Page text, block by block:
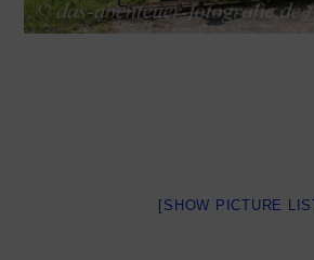
[SHOW PICTURE